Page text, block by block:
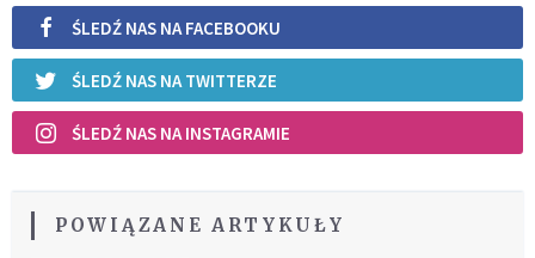
ŚLEDŹ NAS NA FACEBOOKU
ŚLEDŹ NAS NA TWITTERZE
ŚLEDŹ NAS NA INSTAGRAMIE
POWIĄZANE ARTYKUŁY